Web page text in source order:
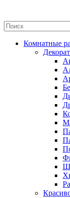
Комнатные